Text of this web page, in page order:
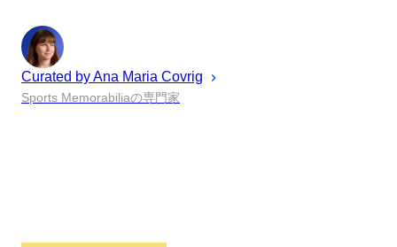
Curated byAna Maria Covrig
Sports Memorabiliaの専門家